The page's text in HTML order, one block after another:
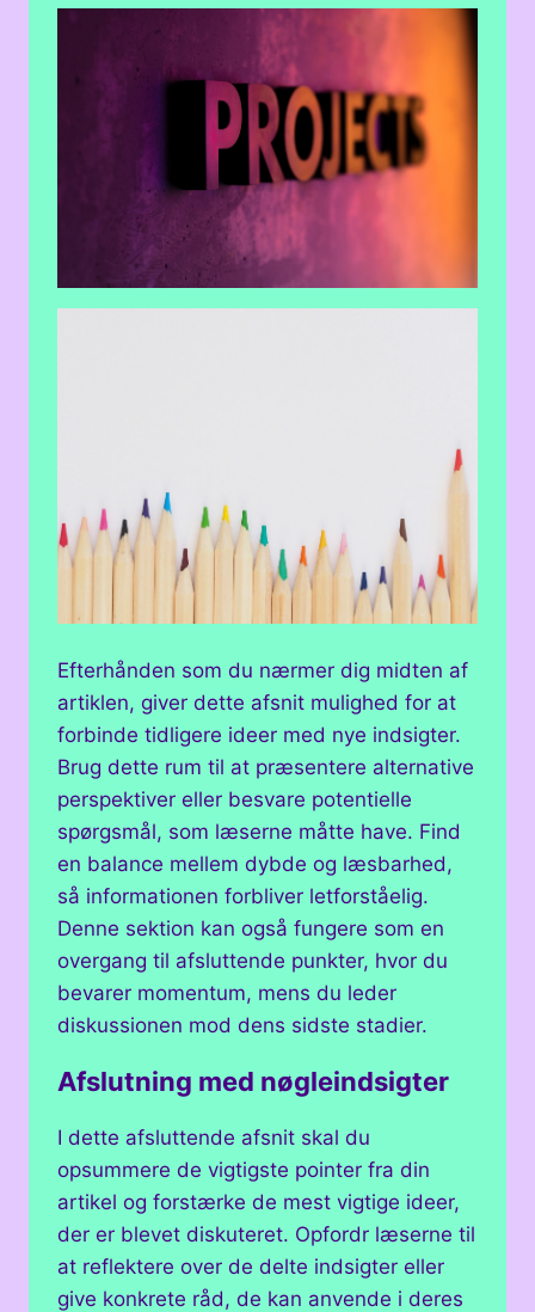
Efterhånden som du nærmer dig midten af
artiklen, giver dette afsnit mulighed for at
forbinde tidligere ideer med nye indsigter.
Brug dette rum til at præsentere alternative
perspektiver eller besvare potentielle
spørgsmål, som læserne måtte have. Find
en balance mellem dybde og læsbarhed,
så informationen forbliver letforståelig.
Denne sektion kan også fungere som en
overgang til afsluttende punkter, hvor du
bevarer momentum, mens du leder
diskussionen mod dens sidste stadier.
Afslutning med nøgleindsigter
I dette afsluttende afsnit skal du
opsummere de vigtigste pointer fra din
artikel og forstærke de mest vigtige ideer,
der er blevet diskuteret. Opfordr læserne til
at reflektere over de delte indsigter eller
give konkrete råd, de kan anvende i deres